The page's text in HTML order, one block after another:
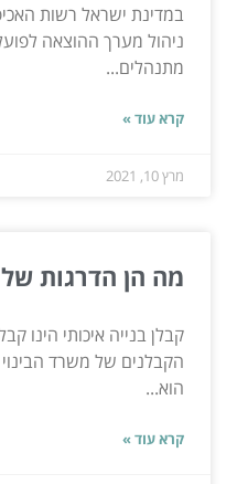
במדינת ישראל רשות
ניהול מערך ההוצאה
מתנהלים...
קרא עוד »
מרץ 10, 2021
מה הן הדרגות של
קבלן בנייה איכותי הינו
הקבלנים של משרד הבינוי
הוא...
קרא עוד »